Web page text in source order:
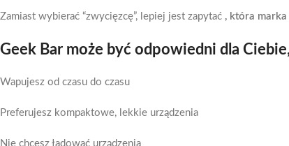
Zamiast wybierać “zwycięzcę”, lepiej jest zapytać , która
Geek Bar może być odpowiedni dla
Wapujesz od czasu do czasu
Preferujesz kompaktowe, lekkie urządzenia
Nie chcesz ładować urządzenia